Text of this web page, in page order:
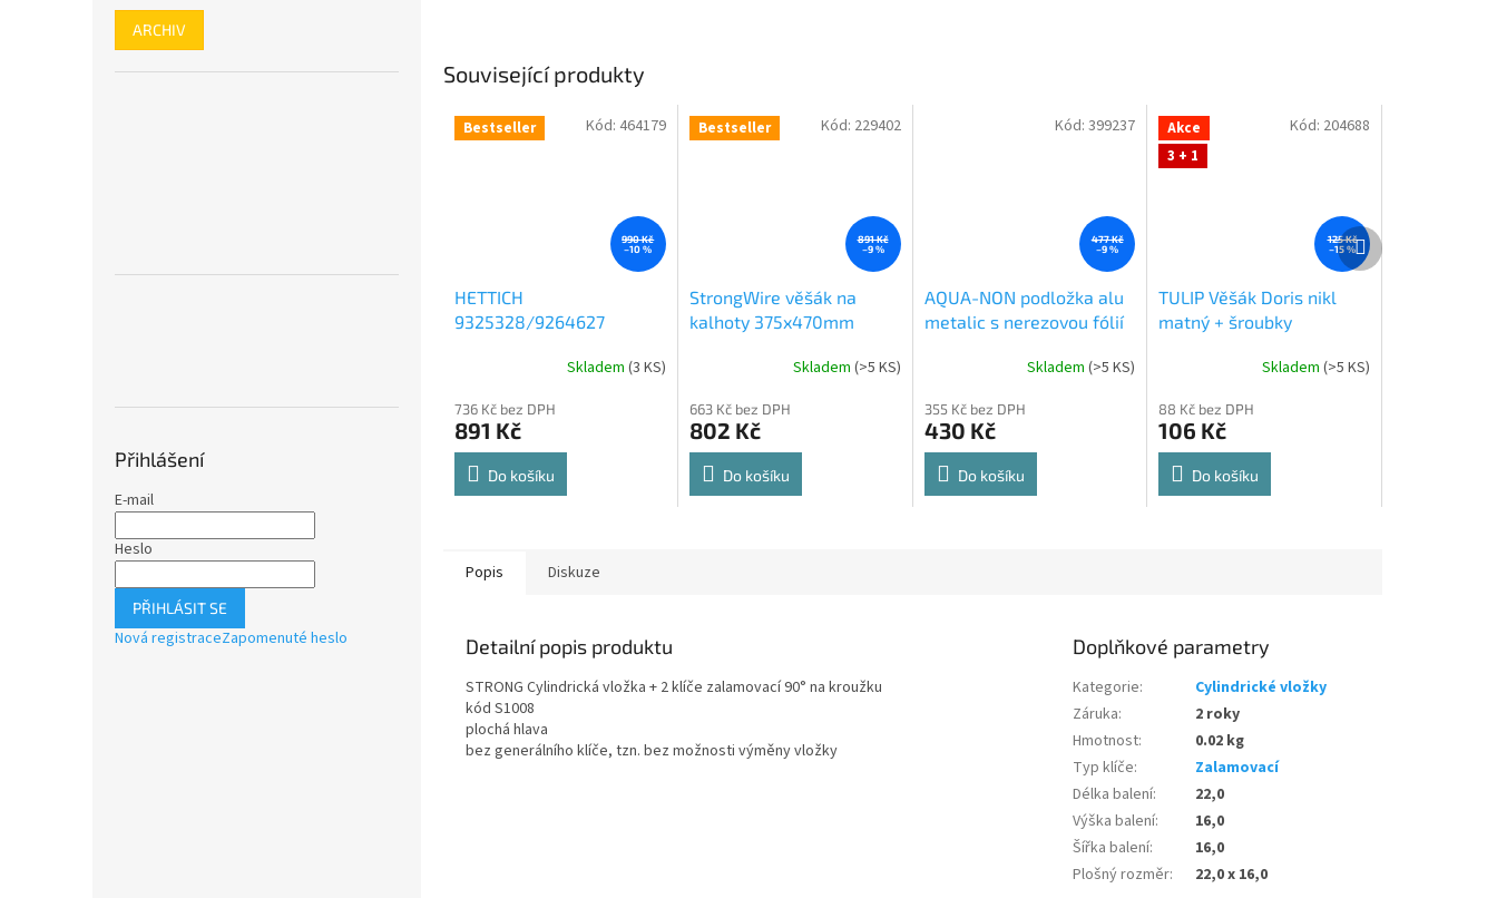
ARCHIV
Přihlášení
E-mail
Heslo
PŘIHLÁSIT SE
Nová registraceZapomenuté heslo
Související produkty
Bestseller
990 Kč
–10 %
HETTICH
9325328/9264627
produktu
je
4,8
5
Skladem (3 KS)
736 Kč bez DPH
891 Kč
Do košíku
Kód: 464179 Bestseller
891 Kč
–9 %
StrongWire věšák na
kalhoty 375x470mm
produktu
je
4,8
5
Skladem (>5 KS)
663 Kč bez DPH
802 Kč
Do košíku
Kód: 229402
477 Kč
–9 %
AQUA-NON podložka alu
metalic s nerezovou fólií
produktu
je
4,6
5
Skladem(>5 KS)
355 Kč bez DPH
430 Kč
Do košíku
Kód:399237
Akce
3 + 1
125 Kč
–15 %
TULIP Věšák Doris nikl
matný + šroubky
produktu
je
5,0
5
Skladem(>5 KS)
88 Kč bez DPH
106 Kč
Do košíku
Kód: 204688
Další
produkt
Popis Diskuze
Detailní popis produktu
STRONG Cylindrická vložka + 2 klíče zalamovací 90° na kroužku
kód S1008
plochá hlava
bez generálního klíče, tzn. bez možnosti výměny vložky
Doplňkové parametry
Kategorie:
Cylindrické vložky
Záruka:
2 roky
Hmotnost:
0.02 kg
Typ klíče:
Zalamovací
Délka balení:
22,0
Výška balení:
16,0
Šířka balení:
16,0
Plošný rozměr: 22,0 x 16,0